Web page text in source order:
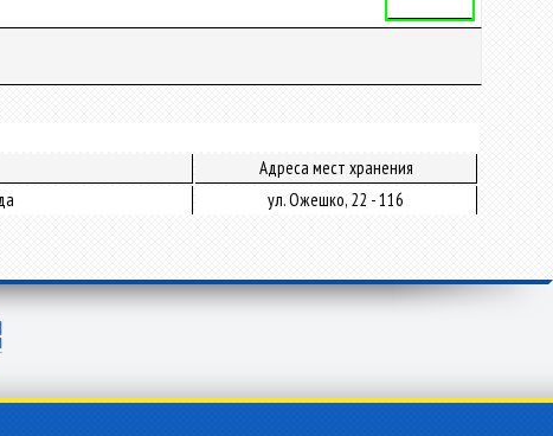
Адреса мест хранения
ул. Ожешко, 22 - 116